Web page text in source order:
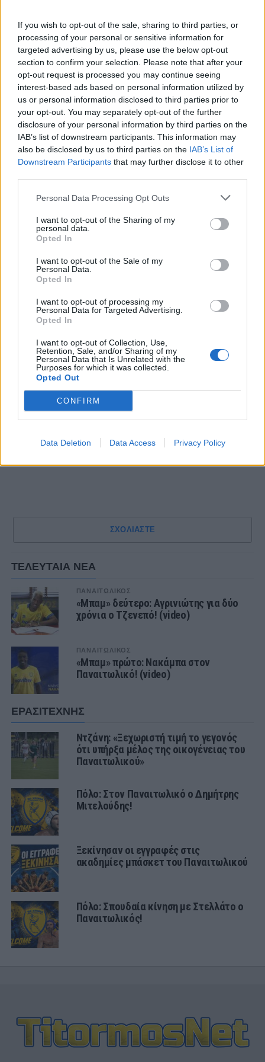
If you wish to opt-out of the sale, sharing to third parties, or
processing of your personal or sensitive information for
targeted advertising by us, please use the below opt-out
section to confirm your selection. Please note that after your
opt-out request is processed you may continue seeing
interest-based ads based on personal information utilized by
us or personal information disclosed to third parties prior to
your opt-out. You may separately opt-out of the further
disclosure of your personal information by third parties on the
IAB’s list of downstream participants. This information may
also be disclosed by us to third parties on the IAB’s List of
Downstream Participants that may further disclose it to other
Personal Data Processing Opt Outs
I want to opt-out of the Sharing of my
personal data.
Opted In
I want to opt-out of the Sale of my
Personal Data.
Opted In
I want to opt-out of processing my
Personal Data for Targeted Advertising.
Opted In
I want to opt-out of Collection, Use,
Retention, Sale, and/or Sharing of my
Personal Data that Is Unrelated with the
Purposes for which it was collected.
Opted Out
CONFIRM
Data Deletion Data Access Privacy Policy
αγωνιστεί εκτός έδρας με αντίπαλο την Άνω
Πόλη Άρτας (6/12- 18:00).
ΣΧΟΛΙΑΣΤΕ
ΤΕΛΕΥΤΑΙΑ ΝΕΑ
ΠΑΝΑΙΤΩΛΙΚΟΣ
«Μπαμ» δεύτερο: Αγρινιώτης για δύο
χρόνια ο Τζενεπό! (video)
ΠΑΝΑΙΤΩΛΙΚΟΣ
«Μπαμ» πρώτο: Νακάμπα στον
Παναιτωλικό! (video)
ΕΡΑΣΙΤΕΧΝΗΣ
Ντζάνη: «Ξεχωριστή τιμή το γεγονός
ότι υπήρξα μέλος της οικογένειας του
Παναιτωλικού»
Πόλο: Στον Παναιτωλικό ο Δημήτρης
Μιτελούδης!
Ξεκίνησαν οι εγγραφές στις
ακαδημίες μπάσκετ του Παναιτωλικού
Πόλο: Σπουδαία κίνηση με Στελλάτο ο
Παναιτωλικός!